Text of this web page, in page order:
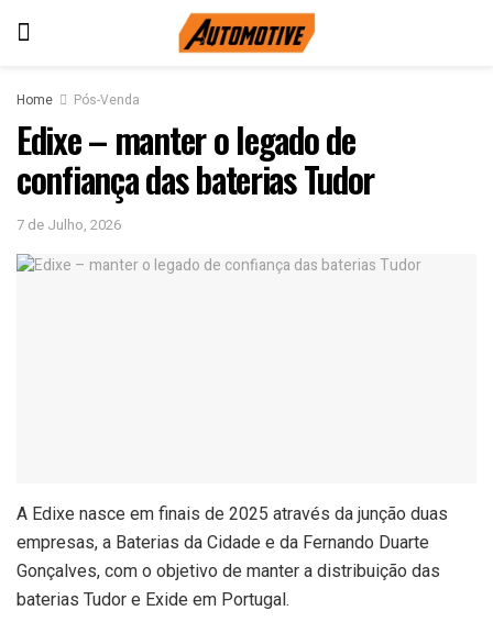
Home Pós-Venda
Edixe – manter o legado de
confiança das baterias Tudor
7 de Julho, 2026
A Edixe nasce em finais de 2025 através da junção duas
empresas, a Baterias da Cidade e da Fernando Duarte
Gonçalves, com o objetivo de manter a distribuição das
baterias Tudor e Exide em Portugal.